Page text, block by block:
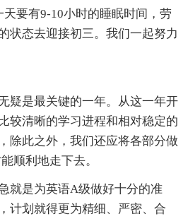
天要有9-10小时的睡眠时间，劳
状态去迎接初三。我们一起努力
疑是最关键的一年。从这一年开
较清晰的学习进程和相对稳定的
除此之外，我们还应将各部分做
顺利地走下去。
就是为英语A级做好十分的准
计划就得更为精细、严密、合